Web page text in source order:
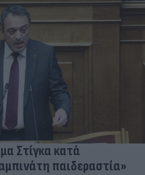
Στίγκα κατά
παιδεραστία»